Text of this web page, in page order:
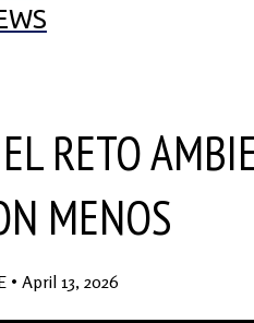
EL RETO
MENOS
• April 13, 2026